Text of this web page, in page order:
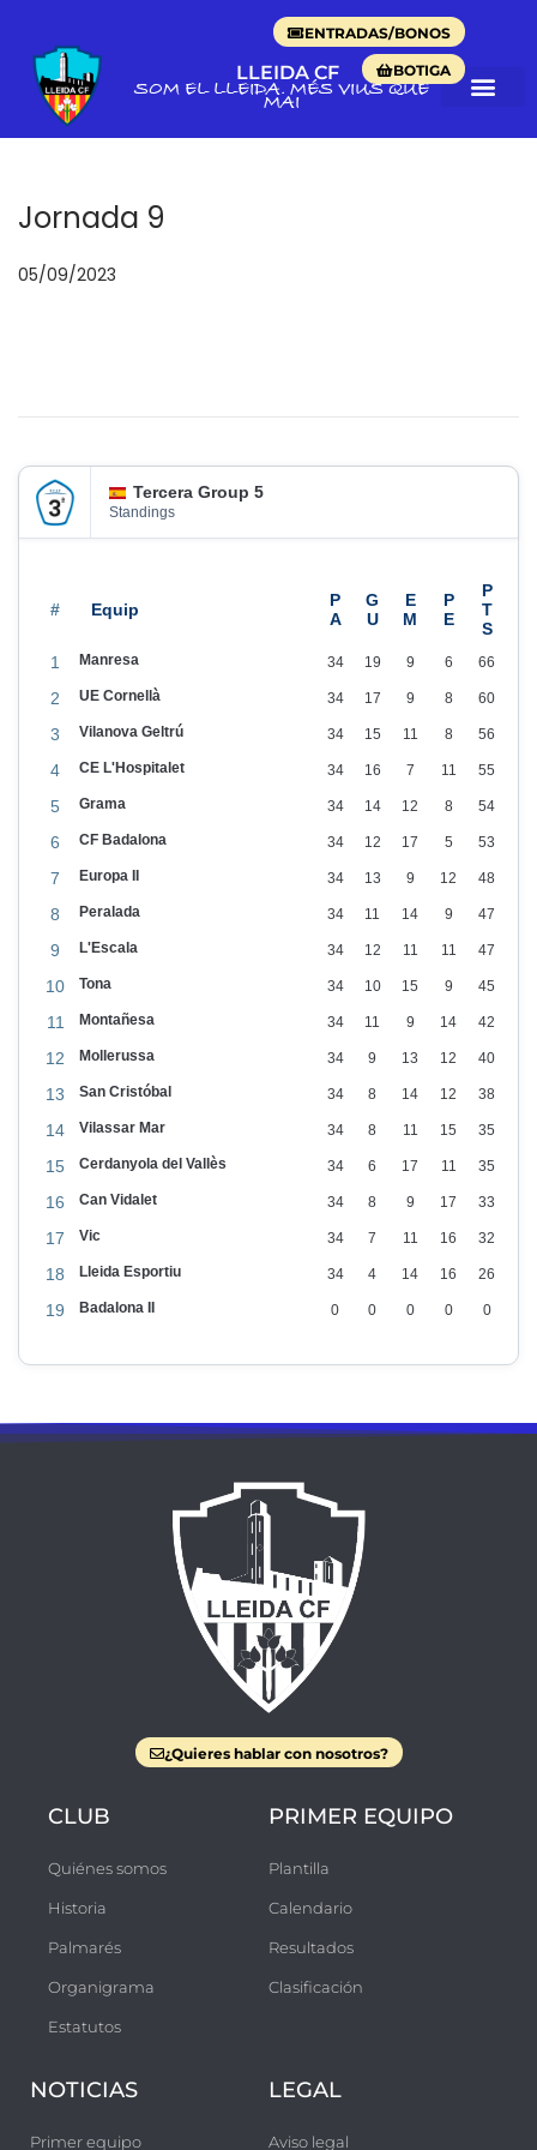
ENTRADAS/BONOS
BOTIGA
LLEIDA CF
SOM EL LLEIDA. MÉS VIUS QUE
MAI
Jornada 9
P
a
o
05/09/2023
0
2
Tercera Group 5
Standings
#
1 Manresa 34 19 9 6 66
2 UE Cornellà 34 17 9 8 60
3 Vilanova Geltrú 34 15 11 8 56
4 CE L'Hospitalet 34 16 7 11 55
5 Grama 34 14 12 8 54
6 CF Badalona 34 12 17 5 53
7 Europa II 34 13 9 12 48
8 Peralada 34 11 14 9 47
9 L'Escala 34 12 11 11 47
10 Tona 34 10 15 9 45
11 Montañesa 34 11 9 14 42
12 Mollerussa 34 9 13 12 40
13 San Cristóbal 34 8 14 12 38
14 Vilassar Mar 34 8 11 15 35
15 Cerdanyola del Vallès 34 6 17 11 35
16 Can Vidalet 34 8 9 17 33
17 Vic 34 7 11 16 32
18 Lleida Esportiu 34 4 14 16 26
19 Badalona II 0 0 0 0 0
¿Quieres hablar con nosotros?
CLUB
Quiénes somos
Historia
Palmarés
Organigrama
Estatutos
PRIMER EQUIPO
Plantilla
Calendario
Resultados
Clasificación
NOTICIAS
Primer equipo
LEGAL
Aviso legal